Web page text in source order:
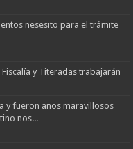
nesesito para el trámite
y Titeradas trabajarán
y fueron años maravillosos
nos...